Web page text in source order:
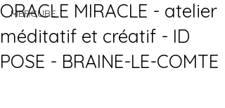
MERCURE
ORACLE MIRACLE - atelier
méditatif et créatif - ID
POSE - BRAINE-LE-COMTE